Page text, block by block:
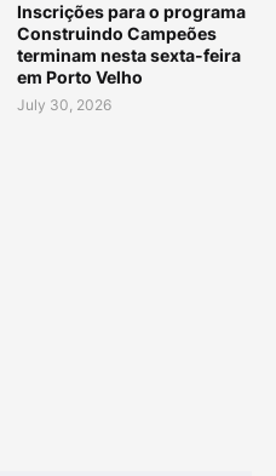
Inscrições para o programa
Construindo Campeões
terminam nesta sexta-feira
em Porto Velho
July 30, 2026